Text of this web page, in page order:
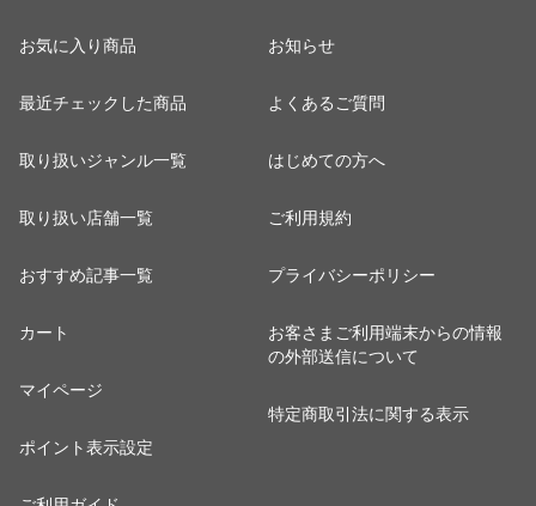
お気に入り商品
最近チェックした商品
取り扱いジャンル一覧
取り扱い店舗一覧
おすすめ記事一覧
カート
マイページ
ポイント表示設定
お知らせ
よくあるご質問
はじめての方へ
ご利用規約
プライバシーポリシー
お客さまご利用端末からの情報
の外部送信について
特定商取引法に関する表示